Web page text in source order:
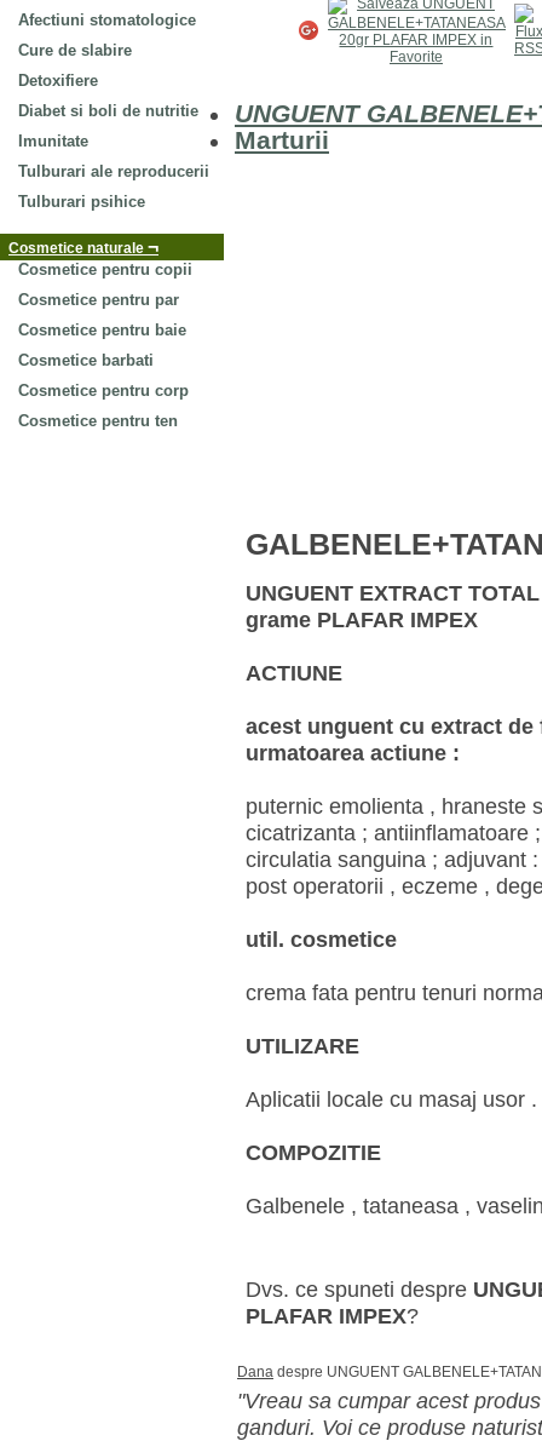
Afectiuni stomatologice
Cure de slabire
Detoxifiere
Diabet si boli de nutritie
Imunitate
Tulburari ale reproducerii
Tulburari psihice
Cosmetice naturale ¬
Cosmetice pentru copii
Cosmetice pentru par
Cosmetice pentru baie
Cosmetice barbati
Cosmetice pentru corp
Cosmetice pentru ten
UNGUENT
Marturii
UNGUENT EXTRACT
grame PLAFAR IMPEX
ACTIUNE
acest unguent cu extract
urmatoarea actiune :
puternic emolienta , hraneste
cicatrizanta ; antiinflamatoare
circulatia sanguina ; adjuvant
post operatorii , eczeme ,
util. cosmetice
crema fata pentru tenuri
UTILIZARE
Aplicatii locale cu masaj usor .
COMPOZITIE
Galbenele , tataneasa ,
Dvs. ce spuneti despre
PLAFAR IMPEX?
Dana despre UNGUENT
"Vreau sa cumpar acest
ganduri. Voi ce produse